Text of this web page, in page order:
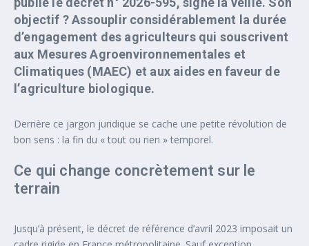
objectif ? Assouplir considérablement la durée
d’engagement des agriculteurs qui souscrivent
aux Mesures Agroenvironnementales et
Climatiques (MAEC) et aux aides en faveur de
l’agriculture biologique.
Derrière ce jargon juridique se cache une petite révolution de
bon sens : la fin du « tout ou rien » temporel.
Ce qui change concrètement sur le
terrain
Jusqu’à présent, le décret de référence d’avril 2023 imposait un